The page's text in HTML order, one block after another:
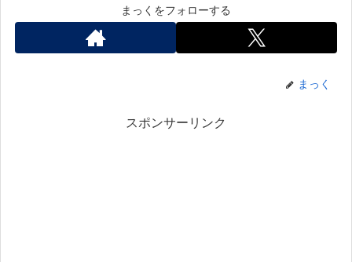
まっくをフォローする
まっく
スポンサーリンク